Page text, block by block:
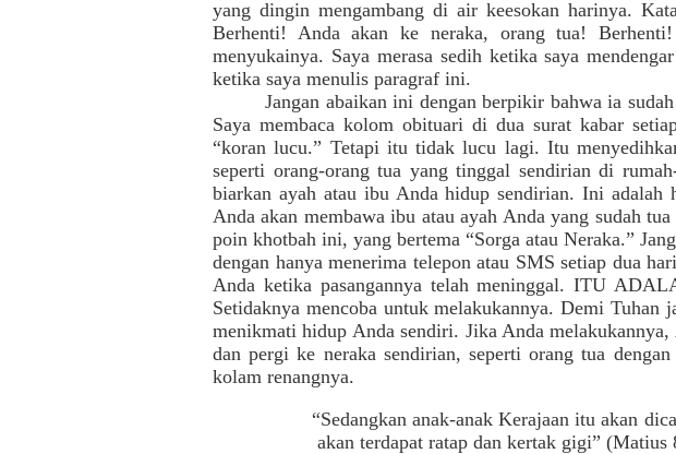
yang dingin mengambang di air keesokan harinya.
Berhenti! Anda akan ke neraka, orang tua!
menyukainya. Saya merasa sedih ketika saya
ketika saya menulis paragraf ini.
Jangan abaikan ini dengan berpikir bahwa ia
Saya membaca kolom obituari di dua surat kabar
“koran lucu.” Tetapi itu tidak lucu lagi. Itu
seperti orang-orang tua yang tinggal sendirian di
biarkan ayah atau ibu Anda hidup sendirian. Ini
Anda akan membawa ibu atau ayah Anda yang sudah
poin khotbah ini, yang bertema “Sorga atau Neraka.”
dengan hanya menerima telepon atau SMS setiap dua
Anda ketika pasangannya telah meninggal. ITU
Setidaknya mencoba untuk melakukannya. Demi
menikmati hidup Anda sendiri. Jika Anda
dan pergi ke neraka sendirian, seperti orang tua
kolam renangnya.
“Sedangkan anak-anak Kerajaan itu akan
akan terdapat ratap dan kertak gigi” (Matius